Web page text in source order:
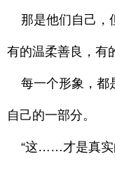
那是他们自己，
有的温柔善良，
每一个形象，都
自己的一部分。
“这……才是真实